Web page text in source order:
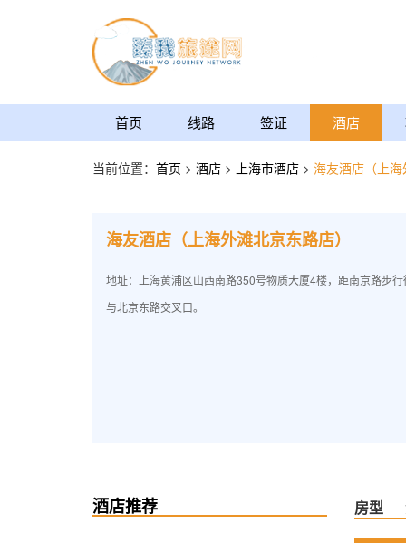
首页 线路 签证 酒店
当前位置： 首页 > 酒店 > 上海市酒店 > 海友酒店（上
海友酒店（上海外滩北京东路店）
地址：上海黄浦区山西南路350号物质大厦4楼，距南京路步
与北京东路交叉口。
酒店推荐 房型